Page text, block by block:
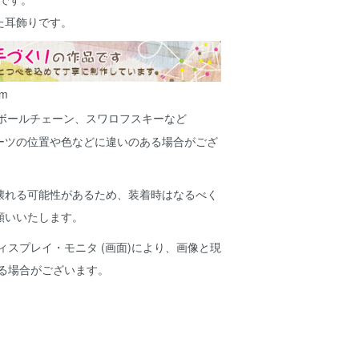
飾りです。
ールチェーン、スワロフスキーなど
の位置や色などに違いのある場合がござ
る可能性があるため、装着時はなるべく
いたします。
スプレイ・モニタ (画面)により、画像と現
合がございます。